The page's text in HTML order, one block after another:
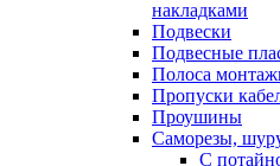
накладками
Подвески
Подвесные
Полоса
Пропуски
Проушины
Саморезы,
С